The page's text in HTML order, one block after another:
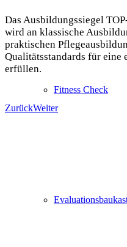
Fitness Check
Das Ausbildungssiegel
wird an klassische
praktischen
Qualitätsstandards für eine
erfüllen.
ZurückWeiter